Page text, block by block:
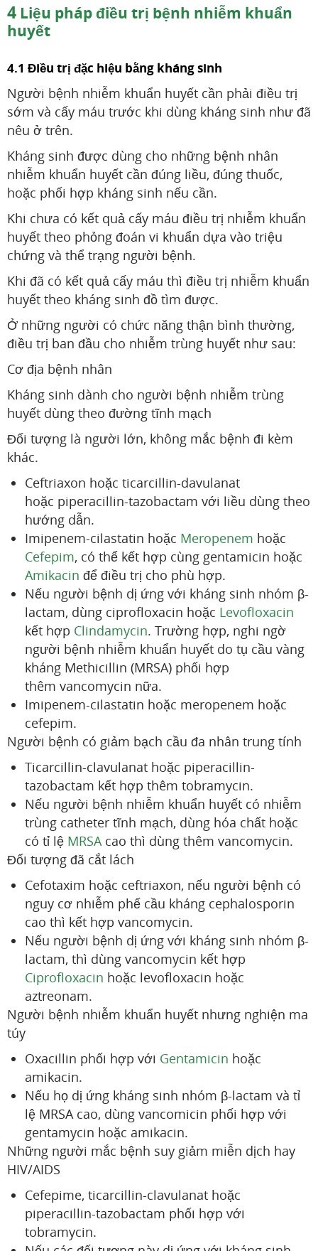
4 Liệu pháp điều trị bệnh nhiễm khuẩn
huyết
4.1 Điều trị đặc hiệu bằng kháng sinh
Người bệnh nhiễm khuẩn huyết cần phải điều trị
sớm và cấy máu trước khi dùng kháng sinh như đã
nêu ở trên.
Kháng sinh được dùng cho những bệnh nhân
nhiễm khuẩn huyết cần đúng liều, đúng thuốc,
hoặc phối hợp kháng sinh nếu cần.
Khi chưa có kết quả cấy máu điều trị nhiễm khuẩn
huyết theo phỏng đoán vi khuẩn dựa vào triệu
chứng và thể trạng người bệnh.
Khi đã có kết quả cấy máu thì điều trị nhiễm khuẩn
huyết theo kháng sinh đồ tìm được.
Ở những người có chức năng thận bình thường,
điều trị ban đầu cho nhiễm trùng huyết như sau:
Cơ địa bệnh nhân
Kháng sinh dành cho người bệnh nhiễm trùng
huyết dùng theo đường tĩnh mạch
Đối tượng là người lớn, không mắc bệnh đi kèm
khác.
Ceftriaxon hoặc ticarcillin-davulanat
hoặc piperacillin-tazobactam với liều dùng theo
hướng dẫn.
Imipenem-cilastatin hoặc Meropenem hoặc
Cefepim, có thể kết hợp cùng gentamicin hoặc
Amikacin để điều trị cho phù hợp.
Nếu người bệnh dị ứng với kháng sinh nhóm β-
lactam, dùng ciprofloxacin hoặc Levofloxacin
kết hợp Clindamycin. Trường hợp, nghi ngờ
người bệnh nhiễm khuẩn huyết do tụ cầu vàng
kháng Methicillin (MRSA) phối hợp
thêm vancomycin nữa.
Imipenem-cilastatin hoặc meropenem hoặc
cefepim.
Người bệnh có giảm bạch cầu đa nhân trung tính
Ticarcillin-clavulanat hoặc piperacillin-
tazobactam kết hợp thêm tobramycin.
Nếu người bệnh nhiễm khuẩn huyết có nhiễm
trùng catheter tĩnh mạch, dùng hóa chất hoặc
có tỉ lệ MRSAcao thì dùng thêm vancomycin.
Đối tượng đã cắt lách
Cefotaxim hoặc ceftriaxon, nếu người bệnh có
nguy cơ nhiễm phế cầu kháng cephalosporin
cao thì kết hợp vancomycin.
Nếu người bệnh dị ứng với kháng sinh nhóm β-
lactam, thì dùng vancomycin kết hợp
Ciprofloxacin hoặc levofloxacin hoặc
aztreonam.
Người bệnh nhiễm khuẩn huyết nhưng nghiện ma
túy
Oxacillin phối hợp với Gentamicin hoặc
amikacin.
Nếu họ dị ứng kháng sinh nhóm β-lactam và tỉ
lệ MRSA cao, dùng vancomicin phối hợp với
gentamycin hoặc amikacin.
Những người mắc bệnh suy giảm miễn dịch hay
HIV/AIDS
Cefepime, ticarcillin-clavulanat hoặc
piperacillin-tazobactam phối hợp với
tobramycin.